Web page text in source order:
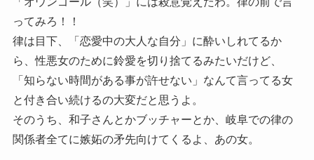
ってみろ！！
律は目下、「恋愛中の大人な自分」に酔いしれてるか
ら、性悪女のために鈴愛を切り捨てるみたいだけど、
「知らない時間がある事が許せない」なんて言ってる女
と付き合い続けるの大変だと思うよ。
そのうち、和子さんとかブッチャーとか、岐阜での律の
関係者全てに嫉妬の矛先向けてくるよ、あの女。